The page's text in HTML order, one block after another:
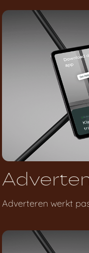
Adverteren werkt